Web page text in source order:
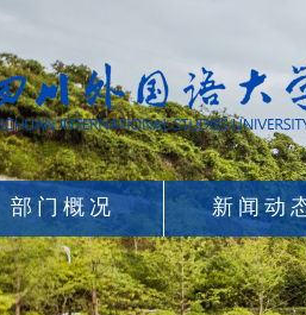
部门概况 新闻动